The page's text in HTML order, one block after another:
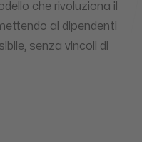
il mondo.
che rivoluziona il
ai dipendenti
senza vincoli di